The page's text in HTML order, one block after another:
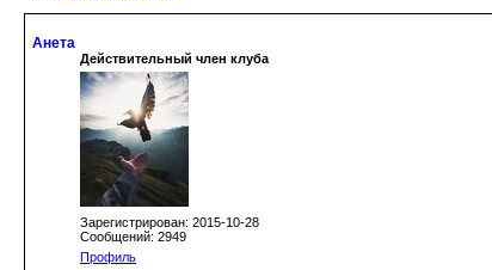
Анета
Действительный член клуба
Зарегистрирован: 2015-10-28
Сообщений: 2949
Профиль